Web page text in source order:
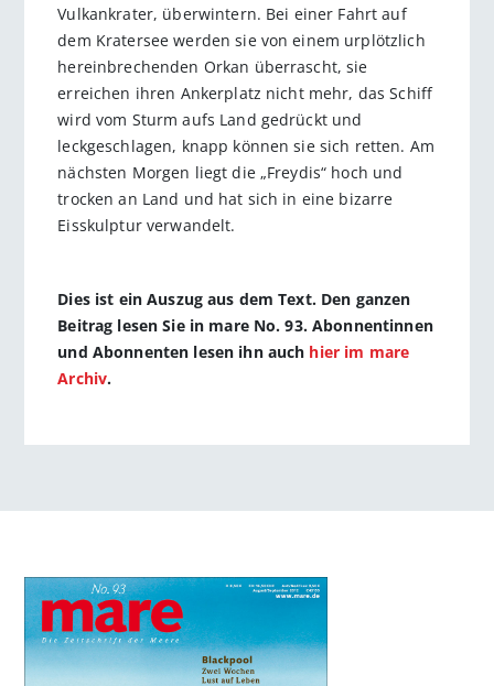
Vulkankrater, überwintern. Bei einer Fahrt auf
dem Kratersee werden sie von einem urplötzlich
hereinbrechenden Orkan überrascht, sie
erreichen ihren Ankerplatz nicht mehr, das Schiff
wird vom Sturm aufs Land gedrückt und
leckgeschlagen, knapp können sie sich retten. Am
nächsten Morgen liegt die „Freydis“ hoch und
trocken an Land und hat sich in eine bizarre
Eisskulptur verwandelt.
Dies ist ein Auszug aus dem Text. Den ganzen
Beitrag lesen Sie in mare No. 93. Abonnentinnen
und Abonnenten lesen ihn auch hier im mare
Archiv.